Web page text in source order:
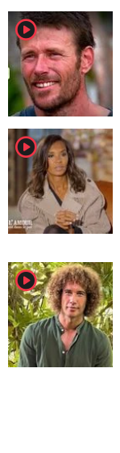
player2
player2
player2